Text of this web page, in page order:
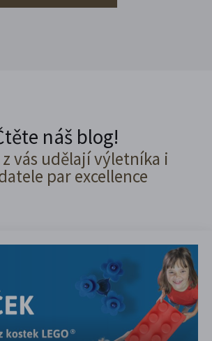
náš blog!
vás udělají výletníka i
par excellence